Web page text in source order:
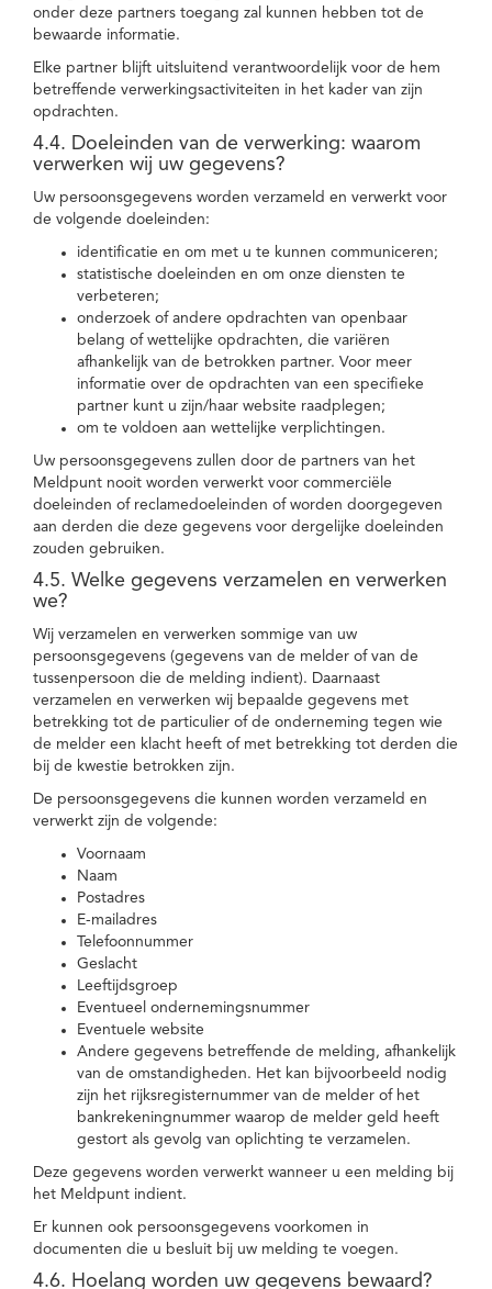
onder deze partners toegang zal kunnen hebben tot de
bewaarde informatie.
Elke partner blijft uitsluitend verantwoordelijk voor de hem
betreffende verwerkingsactiviteiten in het kader van zijn
opdrachten.
4.4. Doeleinden van de verwerking: waarom
verwerken wij uw gegevens?
Uw persoonsgegevens worden verzameld en verwerkt voor
de volgende doeleinden:
identificatie en om met u te kunnen communiceren;
statistische doeleinden en om onze diensten te
verbeteren;
onderzoek of andere opdrachten van openbaar
belang of wettelijke opdrachten, die variëren
afhankelijk van de betrokken partner. Voor meer
informatie over de opdrachten van een specifieke
partner kunt u zijn/haar website raadplegen;
om te voldoen aan wettelijke verplichtingen.
Uw persoonsgegevens zullen door de partners van het
Meldpunt nooit worden verwerkt voor commerciële
doeleinden of reclamedoeleinden of worden doorgegeven
aan derden die deze gegevens voor dergelijke doeleinden
zouden gebruiken.
4.5. Welke gegevens verzamelen en verwerken
we?
Wij verzamelen en verwerken sommige van uw
persoonsgegevens (gegevens van de melder of van de
tussenpersoon die de melding indient). Daarnaast
verzamelen en verwerken wij bepaalde gegevens met
betrekking tot de particulier of de onderneming tegen wie
de melder een klacht heeft of met betrekking tot derden die
bij de kwestie betrokken zijn.
De persoonsgegevens die kunnen worden verzameld en
verwerkt zijn de volgende:
Voornaam
Naam
Postadres
E-mailadres
Telefoonnummer
Geslacht
Leeftijdsgroep
Eventueel ondernemingsnummer
Eventuele website
Andere gegevens betreffende de melding, afhankelijk
van de omstandigheden. Het kan bijvoorbeeld nodig
zijn het rijksregisternummer van de melder of het
bankrekeningnummer waarop de melder geld heeft
gestort als gevolg van oplichting te verzamelen.
Deze gegevens worden verwerkt wanneer u een melding bij
het Meldpunt indient.
Er kunnen ook persoonsgegevens voorkomen in
documenten die u besluit bij uw melding te voegen.
4.6. Hoelang worden uw gegevens bewaard?